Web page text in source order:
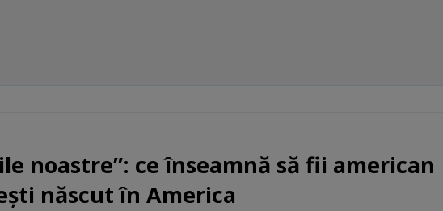
noastre”: ce înseamnă să fii american
născut în America